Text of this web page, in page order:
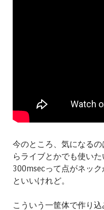
今のところ、気になる
らライブとかでも使い
300msecって点がネッ
といいけれど。
こういう一筐体で作り